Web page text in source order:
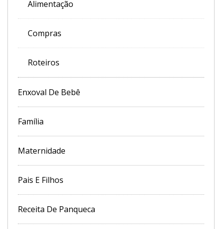
Alimentação
Compras
Roteiros
Enxoval De Bebê
Família
Maternidade
Pais E Filhos
Receita De Panqueca